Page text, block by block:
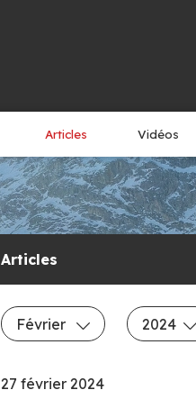
Articles Vidéos
Articles
Février 2024
27 février 2024